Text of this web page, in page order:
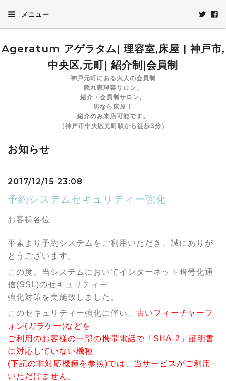
メニュー
Ageratum アゲラタム| 理容室,床屋 | 神戸市,
中央区,元町| 紹介制|会員制
神戸元町にある大人の会員制
隠れ家理容サロン。
紹介・会員制サロン。
男なら床屋！
紹介のみ来店可能です。
（神戸市中央区元町駅から徒歩3分）
お知らせ
2017/12/15 23:08
予約システムセキュリティー強化
お客様各位
平素より予約システムをご利用いただき、誠にありが
とうございます。
この度、当システムにおいてインターネット暗号化通
信(SSL)のセキュリティー
強化対策を実施致しました。
このセキュリティー強化に伴い、 古いフィーチャーフ
ォン(ガラケー)などを
ご利用のお客様の一部の携帯電話で「SHA-2」証明書
に対応していない機種
(下記の非対応機種を参照)では、当サービスがご利用
いただけません。